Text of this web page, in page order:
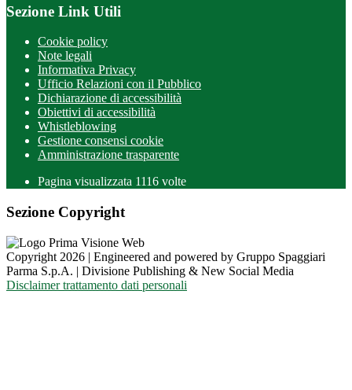
Sezione Link Utili
Cookie policy
Note legali
Informativa Privacy
Ufficio Relazioni con il Pubblico
Dichiarazione di accessibilità
Obiettivi di accessibilità
Whistleblowing
Gestione consensi cookie
Amministrazione trasparente
Pagina visualizzata 1116 volte
Sezione Copyright
Copyright 2026 | Engineered and powered by Gruppo Spaggiari
Parma S.p.A. | Divisione Publishing & New Social Media
Disclaimer trattamento dati personali